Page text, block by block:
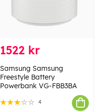
1522 kr
Samsung Samsung
Freestyle Battery
Powerbank VG-FBB3BA
4